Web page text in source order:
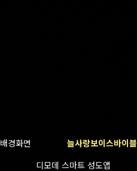
배경화면 늘사랑보이스바이블
디모데 스마트 성도앱